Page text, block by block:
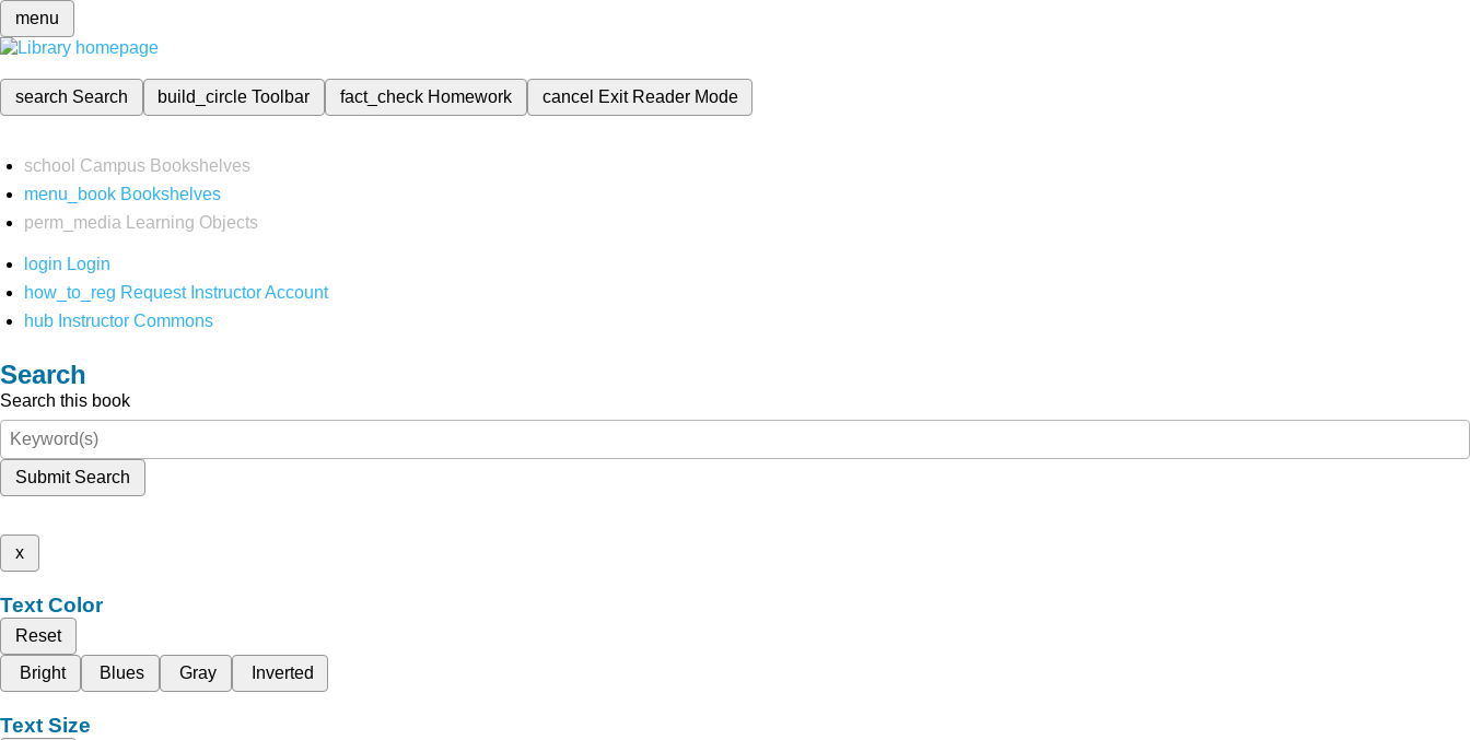
menu
search Search build_circleToolbar fact_check Homework cancel Exit Reader Mode
school Campus Bookshelves
menu_book Bookshelves
perm_media
Learning Objects
login Login
how_to_reg Request Instructor Account
hub Instructor Commons
Search
Search this book
Submit Search
x
Text Color
Reset
Bright
Blues Gray Inverted
Text Size